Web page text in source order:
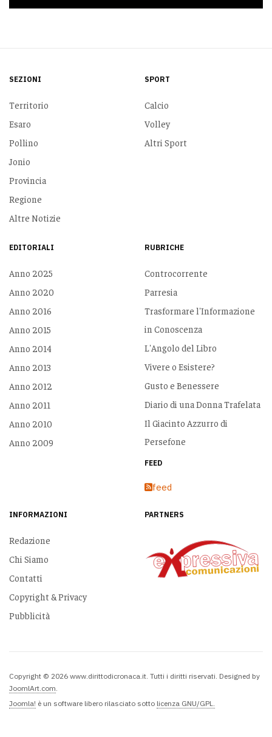
SEZIONI
Territorio
Esaro
Pollino
Jonio
Provincia
Regione
Altre Notizie
SPORT
Calcio
Volley
Altri Sport
EDITORIALI
Anno 2025
Anno 2020
Anno 2016
Anno 2015
Anno 2014
Anno 2013
Anno 2012
Anno 2011
Anno 2010
Anno 2009
RUBRICHE
Controcorrente
Parresia
Trasformare l'Informazione
in Conoscenza
L'Angolo del Libro
Vivere o Esistere?
Gusto e Benessere
Diario di una Donna Trafelata
Il Giacinto Azzurro di
Persefone
FEED
feed
INFORMAZIONI
Redazione
Chi Siamo
Contatti
Copyright & Privacy
Pubblicità
PARTNERS
Copyright © 2026 www.dirittodicronaca.it. Tutti i diritti riservati. Designed by
JoomlArt.com
Joomla! è un software libero rilasciato sotto licenza GNU/GPL.